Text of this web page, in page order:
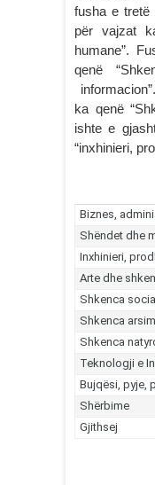
fusha e tretë
për vajzat
humane”.
qenë
ka qenë
ishte e
“inxhinieri,